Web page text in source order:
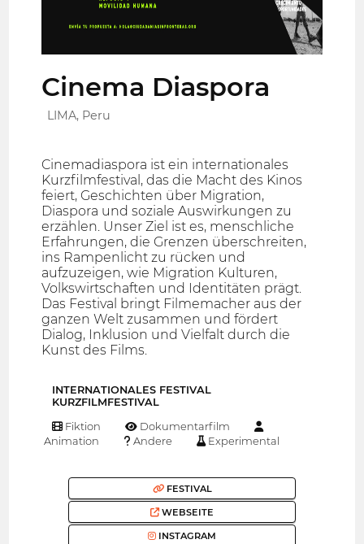
Cinema Diaspora
LIMA, Peru
Cinemadiaspora ist ein internationales
Kurzfilmfestival, das die Macht des Kinos
feiert, Geschichten über Migration,
Diaspora und soziale Auswirkungen zu
erzählen. Unser Ziel ist es, menschliche
Erfahrungen, die Grenzen überschreiten,
ins Rampenlicht zu rücken und
aufzuzeigen, wie Migration Kulturen,
Volkswirtschaften und Identitäten prägt.
Das Festival bringt Filmemacher aus der
ganzen Welt zusammen und fördert
Dialog, Inklusion und Vielfalt durch die
Kunst des Films.
INTERNATIONALES FESTIVAL
KURZFILMFESTIVAL
Fiktion
Dokumentarfilm
Animation
Andere Experimental
FESTIVAL
WEBSEITE
INSTAGRAM